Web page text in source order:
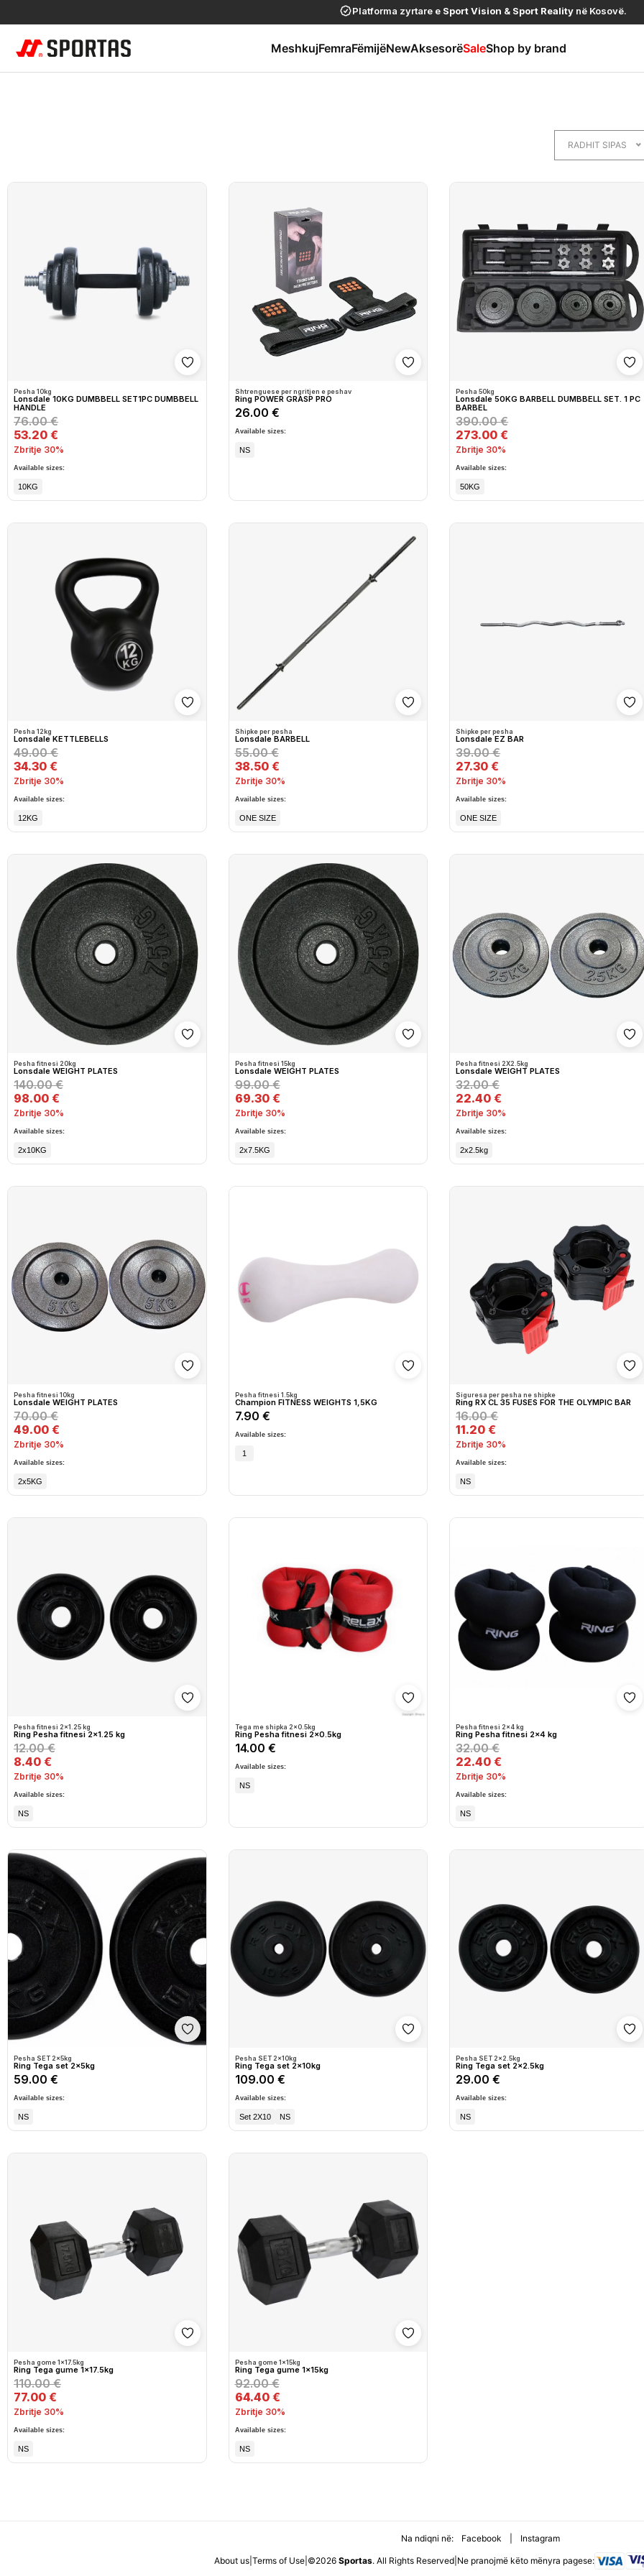
Platforma zyrtare e Sport Vision & Sport Reality në Kosovë.
MeshkujFemraFëmijëNewAksesorëSaleShop by brand
RADHIT SIPAS
Shto në wishlist
Pesha 10kg
Lonsdale 10KG DUMBBELL SET1PC DUMBBELL
HANDLE
76.00 €
53.20 €
Zbritje 30%
Available sizes:
10KG
Shto në wishlist
Shtrenguese per ngritjen e peshav
Ring POWER GRASP PRO
26.00 €
Available sizes:
NS
Pesha 50kg
Lonsdale 50KG BARBELL DUMBBELL SET. 1 PC
BARBEL
390.00 €
273.00 €
Zbritje 30%
Available sizes:
50KG
Shto në wishlist
Pesha 12kg
Lonsdale KETTLEBELLS
49.00 €
34.30 €
Zbritje 30%
Available sizes:
12KG
Shto në wishlist
Shipke per pesha
Lonsdale BARBELL
55.00 €
38.50 €
Zbritje 30%
Available sizes:
ONE SIZE
Shipke per pesha
Lonsdale EZ BAR
39.00 €
27.30 €
Zbritje 30%
Available sizes:
ONE SIZE
Shto në wishlist
Pesha fitnesi 20kg
Lonsdale WEIGHT PLATES
140.00 €
98.00 €
Zbritje 30%
Available sizes:
2x10KG
Shto në wishlist
Pesha fitnesi 15kg
Lonsdale WEIGHT PLATES
99.00 €
69.30 €
Zbritje 30%
Available sizes:
2x7.5KG
Pesha fitnesi 2X2.5kg
Lonsdale WEIGHT PLATES
32.00 €
22.40 €
Zbritje 30%
Available sizes:
2x2.5kg
Shto në wishlist
Pesha fitnesi 10kg
Lonsdale WEIGHT PLATES
70.00 €
49.00 €
Zbritje 30%
Available sizes:
2x5KG
Shto në wishlist
Pesha fitnesi 1.5kg
Champion FITNESS WEIGHTS 1,5KG
7.90 €
Available sizes:
1
Siguresa per pesha ne shipke
Ring RX CL 35 FUSES FOR THE OLYMPIC BAR
16.00 €
11.20 €
Zbritje 30%
Available sizes:
NS
Shto në wishlist
Pesha fitnesi 2x1.25 kg
Ring Pesha fitnesi 2x1.25 kg
12.00 €
8.40 €
Zbritje 30%
Available sizes:
NS
Shto në wishlist
Tega me shipka 2x0.5kg
Ring Pesha fitnesi 2x0.5kg
14.00 €
Available sizes:
NS
Pesha fitnesi 2x4 kg
Ring Pesha fitnesi 2x4 kg
32.00 €
22.40 €
Zbritje 30%
Available sizes:
NS
Shto në wishlist
Pesha SET 2x5kg
Ring Tega set 2x5kg
59.00 €
Available sizes:
NS
Shto në wishlist
Pesha SET 2x10kg
Ring Tega set 2x10kg
109.00 €
Available sizes:
Set 2X10 NS
Pesha SET 2x2.5kg
Ring Tega set 2x2.5kg
29.00 €
Available sizes:
NS
Shto në wishlist
Pesha gome 1x17.5kg
Ring Tega gume 1x17.5kg
110.00 €
77.00 €
Zbritje 30%
Available sizes:
NS
Shto në wishlist
Pesha gome 1x15kg
Ring Tega gume 1x15kg
92.00 €
64.40 €
Zbritje 30%
Available sizes:
NS
Na ndiqni në: Facebook Instagram
About us |Terms of Use ©2026 Sportas. All Rights Reserved Ne pranojmë këto mënyra pagese: